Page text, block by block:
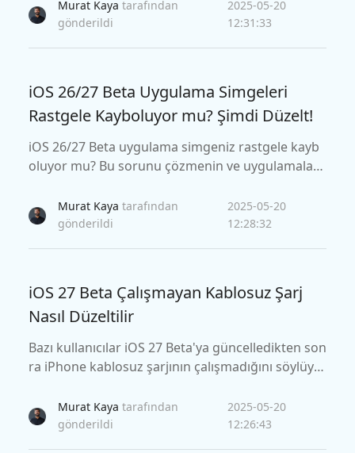
Murat Kaya tarafından
gönderildi
2025-05-20
12:31:33
iOS 26/27 Beta Uygulama Simgeleri
Rastgele Kayboluyor mu? Şimdi Düzelt!
iOS 26/27 Beta uygulama simgeniz rastgele kayb
oluyor mu? Bu sorunu çözmenin ve uygulamaları
larını öğrenin. Bugün bu kolay adımları deneyin!
Murat Kaya tarafından
gönderildi
2025-05-20
12:28:32
iOS 27 Beta Çalışmayan Kablosuz Şarj
Nasıl Düzeltilir
Bazı kullanıcılar iOS 27 Beta'ya güncelledikten son
ra iPhone kablosuz şarjının çalışmadığını söylüyo
nu belirlemenize ve çözmenize yardımcı olacak bi
r sorun giderme kılavuzunda size yol göstereceği
Murat Kaya tarafından
gönderildi
2025-05-20
12:26:43